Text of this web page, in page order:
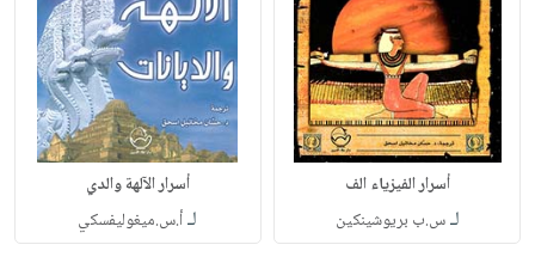
أسرار الفيزياء الف
لـس.ب بريوشينكين
أسرار الآلهة والدي
لـأ.س.ميغوليفسكي